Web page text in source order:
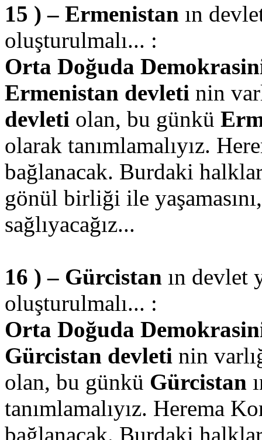
15 ) – Ermenistan ın
oluşturulmalı... :
Orta Doğuda
Ermenistan devleti nin
devleti olan, bu günkü
olarak tanımlamalıyız.
bağlanacak. Burdaki
gönül birliği ile
sağlıyacağız...
16 ) – Gürcistan ın devlet
oluşturulmalı... :
Orta Doğuda
Gürcistan devleti nin
olan, bu günkü Gürcistan
tanımlamalıyız. Herema
bağlanacak. Burdaki